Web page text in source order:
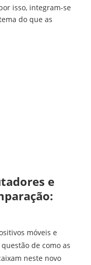
isso, integram-se
do que as
e
móveis e
de como as
neste novo